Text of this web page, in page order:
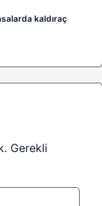
kaldıraç
Gerekli